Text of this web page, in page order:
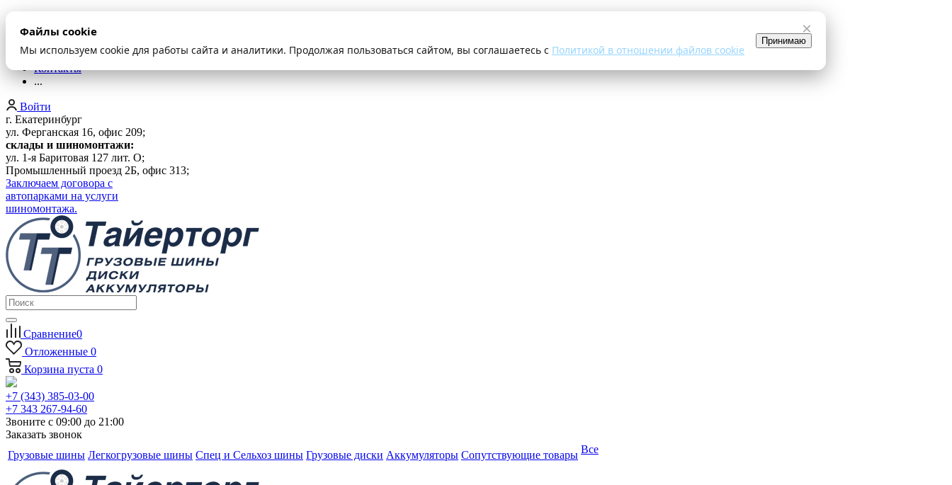
×
Файлы cookie
Мы используем cookie для работы сайта и аналитики. Продолжая пользоваться сайтом, вы соглашаетесь с Политикой в отношении файлов cookie
Принимаю
Оплата и доставка
Шиномонтаж
Контакты
...
Войти
г. Екатеринбург
ул. Ферганская 16, офис 209;
склады и шиномонтажи:
ул. 1-я Баритовая 127 лит. О;
Промышленный проезд 2Б, офис 313;
Заключаем договора с
автопарками на услуги
шиномонтажа.
Сравнение0
Отложенные 0
Корзина пуста 0
+7 (343) 385-03-00
+7 343 267-94-60
Звоните с 09:00 до 21:00
Заказать звонок
Грузовые шины Легкогрузовые шины Спец и Сельхоз шины Грузовые диски Аккумуляторы Сопутствующие товары Все